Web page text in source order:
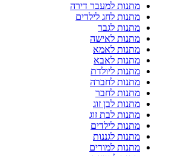
מתנות למעבר דירה
מתנות לחג לילדים
מתנות לגבר
מתנות לאישה
מתנות לאמא
מתנות לאבא
מתנות ליולדת
מתנות לחברה
מתנות לחבר
מתנות לבן זוג
מתנות לבת זוג
מתנות לילדים
מתנות לגננות
מתנות למורים